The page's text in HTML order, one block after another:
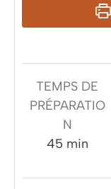
TEMPS DE
PRÉPARATIO
N
45minutes
min